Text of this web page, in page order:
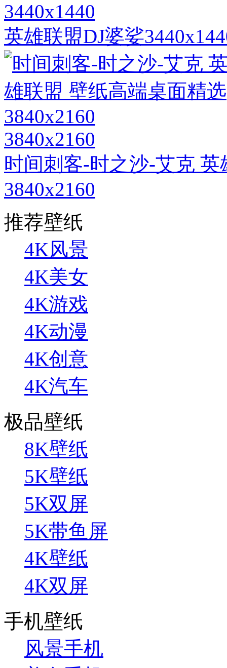
3440x1440
英雄联盟DJ婆娑
3840x2160
时间刺客-时之沙-艾克
3840x2160
推荐壁纸
4K风景
4K美女
4K游戏
4K动漫
4K创意
4K汽车
极品壁纸
8K壁纸
5K壁纸
5K双屏
5K带鱼屏
4K壁纸
4K双屏
手机壁纸
风景手机